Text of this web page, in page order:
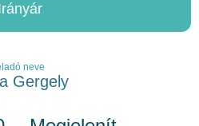
neve
Gergely